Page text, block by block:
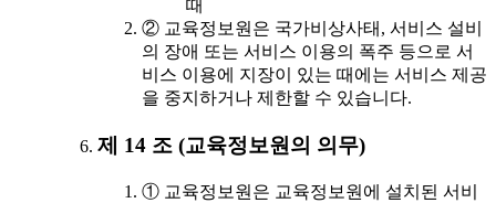
때
② 교육정보원은 국가비상사태, 서비스 설비
의 장애 또는 서비스 이용의 폭주 등으로 서
비스 이용에 지장이 있는 때에는 서비스 제공
을 중지하거나 제한할 수 있습니다.
제 14 조 (교육정보원의 의무)
① 교육정보원은 교육정보원에 설치된 서비